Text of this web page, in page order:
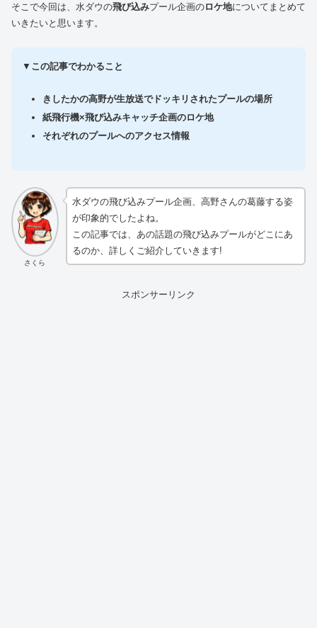
そこで今回は、水ダウの飛び込みプール企画のロケ地についてまとめて
いきたいと思います。
▼ この記事でわかること
きしたかの高野が生放送でドッキリされたプールの場所
紙飛行機×飛び込みキャッチ企画のロケ地
それぞれのプールへのアクセス情報
さくら
水ダウの飛び込みプール企画、高野さんの葛藤する姿
が印象的でしたよね。
この記事では、あの話題の飛び込みプールがどこにあ
るのか、詳しくご紹介していきます!
スポンサーリンク